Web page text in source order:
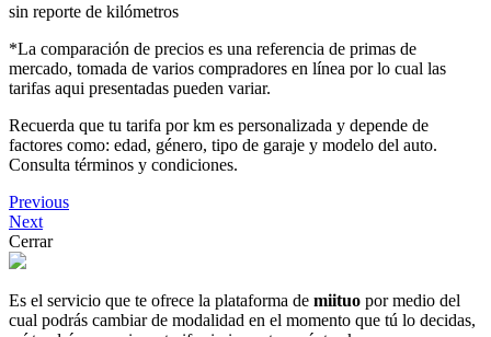
sin reporte de kilómetros
*La comparación de precios es una referencia de primas de
mercado, tomada de varios compradores en línea por lo cual las
tarifas aqui presentadas pueden variar.
Recuerda que tu tarifa por km es personalizada y depende de
factores como: edad, género, tipo de garaje y modelo del auto.
Consulta términos y condiciones.
Previous
Next
Cerrar
Es el servicio que te ofrece la plataforma de miituo por medio del
cual podrás cambiar de modalidad en el momento que tú lo decidas,